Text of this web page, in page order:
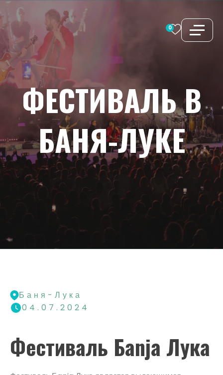
Перейти
содержимому
0
ФЕСТИВАЛЬВ
БАНЯ-ЛУКЕ
Баня-Лука
04.07.2024
Фестиваль Бanja Лука